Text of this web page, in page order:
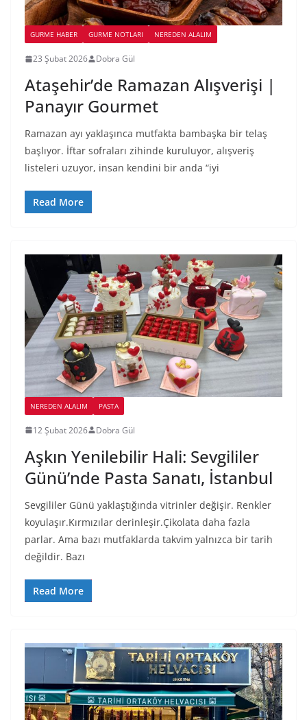
GURME HABER GURME NOTLARI NEREDEN ALALIM
23 Şubat 2026 Dobra Gül
Ataşehir’de Ramazan Alışverişi |
Panayır Gourmet
Ramazan ayı yaklaşınca mutfakta bambaşka bir telaş
başlıyor. İftar sofraları zihinde kuruluyor, alışveriş
listeleri uzuyor, insan kendini bir anda “iyi
Read More
NEREDEN ALALIM PASTA
12 Şubat 2026 Dobra Gül
Aşkın Yenilebilir Hali: Sevgililer
Günü’nde Pasta Sanatı, İstanbul
Sevgililer Günü yaklaştığında vitrinler değişir. Renkler
koyulaşır.Kırmızılar derinleşir.Çikolata daha fazla
parlar. Ama bazı mutfaklarda takvim yalnızca bir tarih
değildir. Bazı
Read More